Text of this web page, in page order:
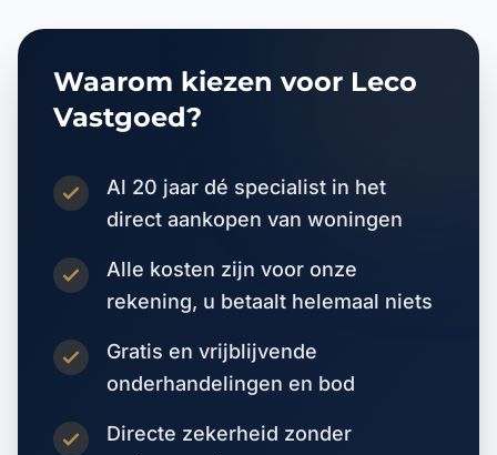
Waarom kiezen voor Leco
Vastgoed?
Al 20 jaar dé specialist in het
direct aankopen van woningen
Alle kosten zijn voor onze
rekening, u betaalt helemaal niets
Gratis en vrijblijvende
onderhandelingen en bod
Directe zekerheid zonder